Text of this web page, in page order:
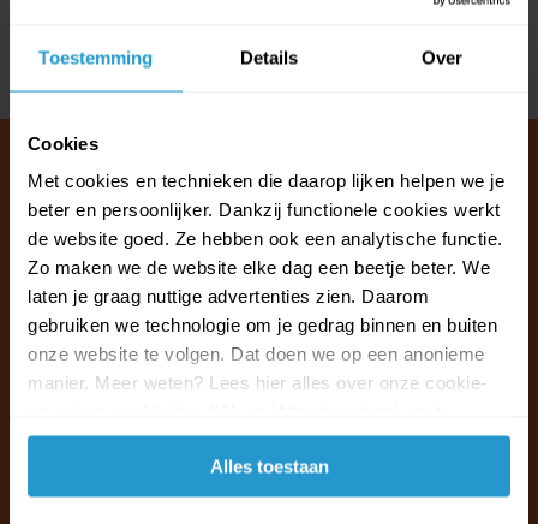
Toestemming Details Over
Cookies
Met cookies en technieken die daarop lijken helpen we je
beter en persoonlijker. Dankzij functionele cookies werkt
de website goed. Ze hebben ook een analytische functie.
Zo maken we de website elke dag een beetje beter. We
laten je graag nuttige advertenties zien. Daarom
gebruiken we technologie om je gedrag binnen en buiten
onze website te volgen. Dat doen we op een anonieme
manier. Meer weten? Lees hier alles over onze cookie-
accepteren.
Alles toestaan
Delen
Klantenservice & FAQ
Wij staan voor u klaar.
Ma t/m vr van 09:30 - 16:00 telefonisch
+31 (0)13 785 62 41
Naar de klantenservice & FAQ
info@jouwoutlet.nl